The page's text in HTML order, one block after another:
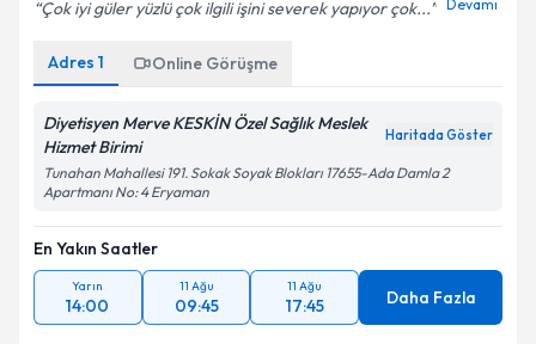
Çok iyi güler yüzlü çok ilgili işini severek yapıyor çok... Devamı
Adres 1 Online Görüşme
Diyetisyen Merve KESKİN Özel Sağlık Meslek
Hizmet Birimi
Haritada Göster
Tunahan Mahallesi 191. Sokak Soyak Blokları 17655-Ada Damla 2
Apartmanı No: 4 Eryaman
En Yakın Saatler
Yarın
14:00
11 Ağu
09:45
11 Ağu
17:45 Daha Fazla